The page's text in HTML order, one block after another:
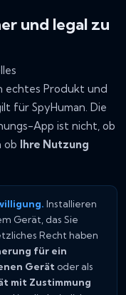
und legal zu
echtes Produkt und
für SpyHuman. Die
App ist nicht, ob
ob
Ihre Nutzung
Installieren
Gerät, das Sie
Recht haben
für ein
Gerät oder als
mit Zustimmung